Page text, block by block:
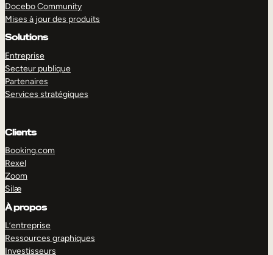
Docebo Community
Mises à jour des produits
Solutions
Entreprise
Secteur publique
Partenaires
Services stratégiques
Clients
Booking.com
Rexel
Zoom
Silæ
À propos
L’entreprise
Ressources graphiques
Investisseurs